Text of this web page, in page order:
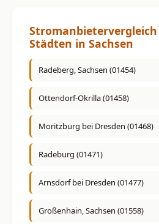
Städten in Sachsen
Radeberg, Sachsen (01454)
Ottendorf-Okrilla (01458)
Moritzburg bei Dresden (01468)
Radeburg (01471)
Arnsdorf bei Dresden (01477)
Großenhain, Sachsen (01558)